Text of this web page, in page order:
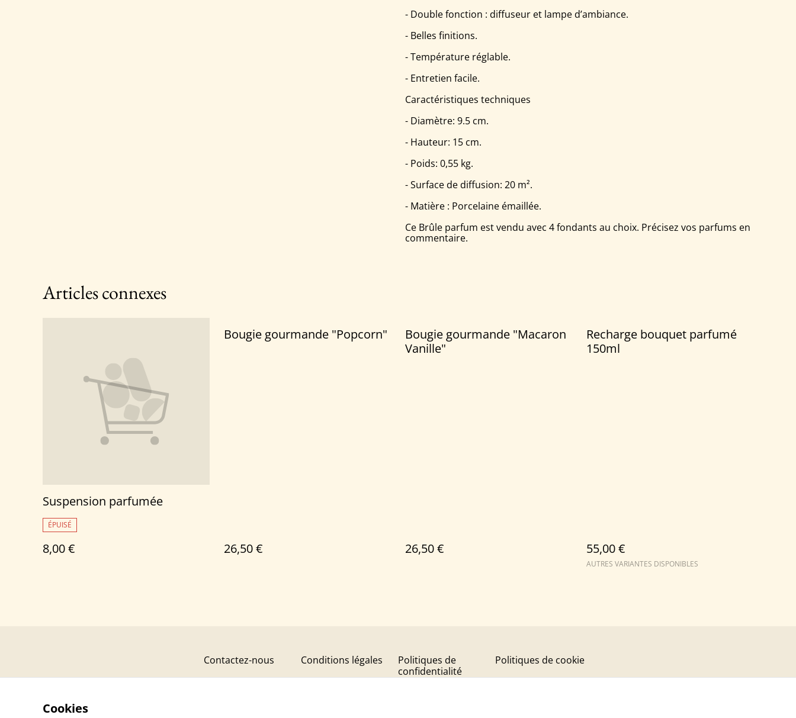
- Double fonction : diffuseur et lampe d’ambiance.
- Belles finitions.
- Température réglable.
- Entretien facile.
Caractéristiques techniques
- Diamètre: 9.5 cm.
- Hauteur: 15 cm.
- Poids: 0,55 kg.
- Surface de diffusion: 20 m².
- Matière : Porcelaine émaillée.
Ce Brûle parfum est vendu avec 4 fondants au choix. Précisez vos parfums en
commentaire.
Articles connexes
Suspension parfumée
ÉPUISÉ
8,00 €
Bougie gourmande "Popcorn"
26,50 €
Bougie gourmande "Macaron
Vanille"
26,50 €
Recharge bouquet parfumé
150ml
55,00 €
AUTRES VARIANTES DISPONIBLES
Contactez-nous Conditions légales
Politiques de
confidentialité
Politiques de cookie
Cookies